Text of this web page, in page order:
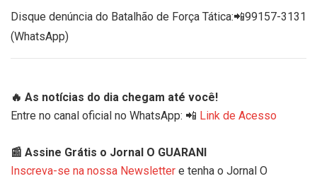
Disque denúncia do Batalhão de Força Tática:📲99157-3131
(WhatsApp)
🔥 As notícias do dia chegam até você!
Entre no canal oficial no WhatsApp: 📲 Link de Acesso
📰 Assine Grátis o Jornal O GUARANI
Inscreva-se na nossa Newsletter e tenha o Jornal O